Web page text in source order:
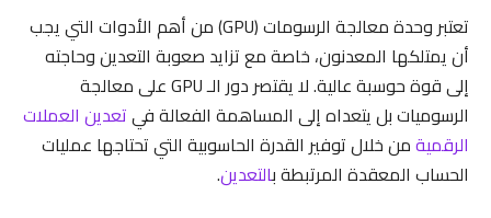
تعتبر وحدة معالجة الرسومات (GPU) من أهم الأدوات التي يجب
أن يمتلكها المعدنون، خاصة مع تزايد صعوبة التعدين وحاجته
إلى قوة حوسبة عالية. لا يقتصر دور الـ GPU على معالجة
الرسوميات بل يتعداه إلى المساهمة الفعالة فيتعدين العملات
الرقميةمن خلال توفير القدرة الحاسوبية التي تحتاجها عمليات
الحساب المعقدة المرتبطة بالتعدين.